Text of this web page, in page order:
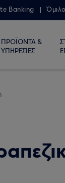
Banking
ΠΡΟΪΟΝΤΑ &
ΥΠΗΡΕΣΙΕΣ